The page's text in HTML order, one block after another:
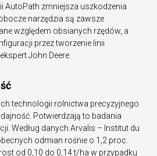
AutoPath zmniejsza uszkodzenia
narzędzia są zawsze
względem obsianych rzędów, a
przez tworzenie linii
John Deere.
technologii rolnictwa precyzyjnego
Potwierdzają to badania
Według danych Arvalis – Institut du
odmian rośnie o 1,2 proc.
od 0,10 do 0,14 t/ha w przypadku